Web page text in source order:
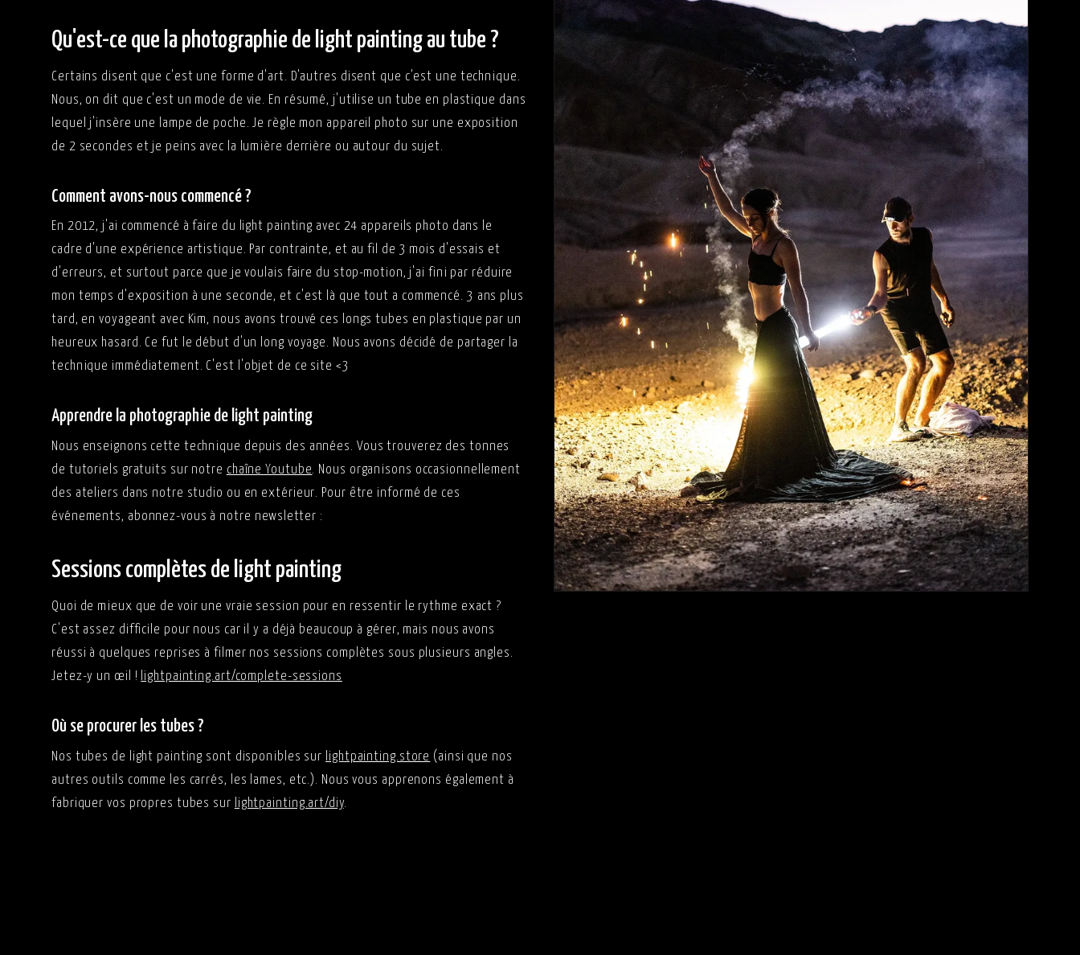
Qu'est-ce que la photographie de light painting au tube ?
Certains disent que c'est une forme d'art. D'autres disent que c'est une technique.
Nous, on dit que c'est un mode de vie. En résumé, j'utilise un tube en plastique dans
lequel j'insère une lampe de poche. Je règle mon appareil photo sur une exposition
de 2 secondes et je peins avec la lumière derrière ou autour du sujet.
Comment avons-nous commencé ?
En 2012, j'ai commencé à faire du light painting avec 24 appareils photo dans le
cadre d'une expérience artistique. Par contrainte, et au fil de 3 mois d'essais et
d'erreurs, et surtout parce que je voulais faire du stop-motion, j'ai fini par réduire
mon temps d'exposition à une seconde, et c'est là que tout a commencé. 3 ans plus
tard, en voyageant avec Kim, nous avons trouvé ces longs tubes en plastique par un
heureux hasard. Ce fut le début d'un long voyage. Nous avons décidé de partager la
technique immédiatement. C'est l'objet de ce site <3
Apprendre la photographie de light painting
Nous enseignons cette technique depuis des années. Vous trouverez des tonnes
de tutoriels gratuits sur notre chaîne Youtube. Nous organisons occasionnellement
des ateliers dans notre studio ou en extérieur. Pour être informé de ces
événements, abonnez-vous à notre newsletter :
Sessions complètes de light painting
Quoi de mieux que de voir une vraie session pour en ressentir le rythme exact ?
C'est assez difficile pour nous car il y a déjà beaucoup à gérer, mais nous avons
réussi à quelques reprises à filmer nos sessions complètes sous plusieurs angles.
Jetez-y un œil ! lightpainting.art/complete-sessions
Où se procurer les tubes ?
Nos tubes de light painting sont disponibles sur lightpainting.store (ainsi que nos
autres outils comme les carrés, les lames, etc.). Nous vous apprenons également à
fabriquer vos propres tubes sur lightpainting.art/diy.
Qu'est-ce qu'il y a dans mon sac de photographie light painting ? Édition
2024 ! EP239